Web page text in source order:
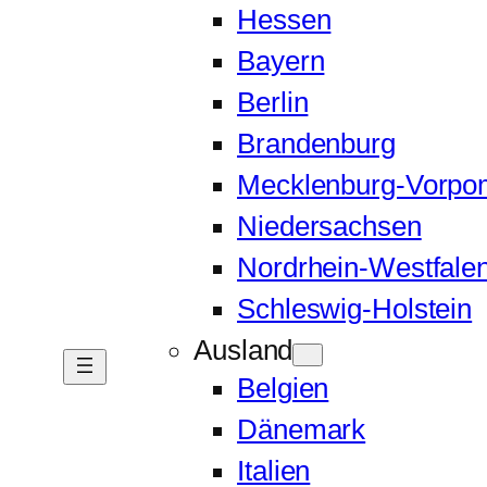
Hessen
Bayern
Berlin
Brandenburg
Mecklenburg-
Niedersachsen
Nordrhein-
Schleswig-Holstein
Ausland
Belgien
Dänemark
Italien